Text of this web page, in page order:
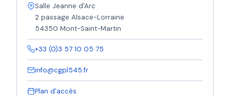
Salle Jeanne d'Arc
2 passage Alsace-Lorraine
54350 Mont-Saint-Martin
+33 (0)3 57 10 05 75
info@cgpl545.fr
Plan d'accès